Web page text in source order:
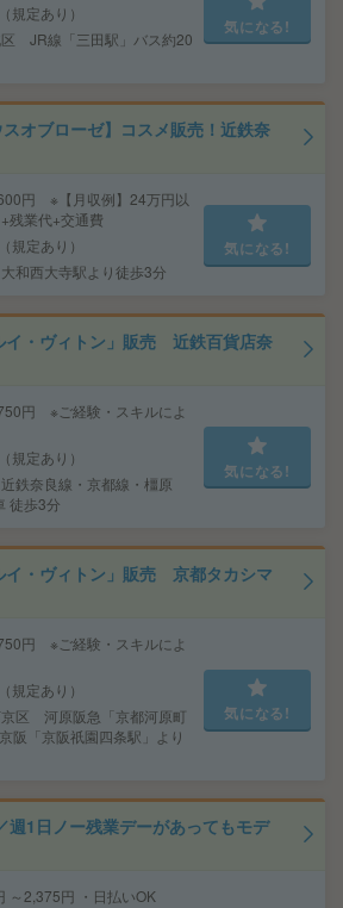
規定あり）
JR線「三田駅」バス約20
気になる!
オブローゼ】コスメ販売！近鉄奈
円 ※【月収例】24万円以
残業代+交通費
規定あり）
和西大寺駅より徒歩3分
気になる!
イ・ヴィトン」販売 近鉄百貨店奈
円 ※ご経験・スキルによ
規定あり）
鉄奈良線・京都線・橿原
徒歩3分
気になる!
イ・ヴィトン」販売 京都タカシマ
円 ※ご経験・スキルによ
規定あり）
区 河原阪急「京都河原町
阪「京阪祇園四条駅」より
気になる!
週1日ノー残業デーがあってもモデ
～2,375円 ・日払いOK